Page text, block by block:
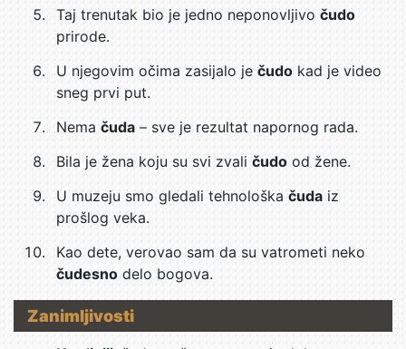
Taj trenutak bio je jedno neponovljivo čudo
prirode.
U njegovim očima zasijalo je čudokad je video
sneg prvi put.
Nemačuda – sve je rezultat napornog rada.
Bila je žena koju su svi zvaličudo od žene.
U muzeju smo gledali tehnološkačudaiz
prošlog veka.
Kao dete, verovao sam da su vatrometi neko
čudesnodelo bogova.
Zanimljivosti